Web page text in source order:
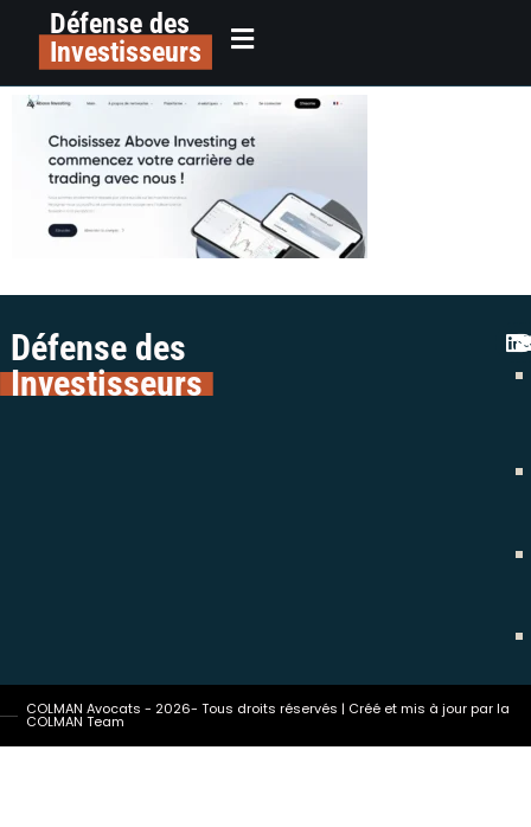
principalDéfense des
Investisseurs
alerte arnaque trading above
investing colman avocats avis
Défense des
Investisseurs
COLMAN Avocats - 2026- Tous droits réservés | Créé et mis à jour par la
COLMAN Team